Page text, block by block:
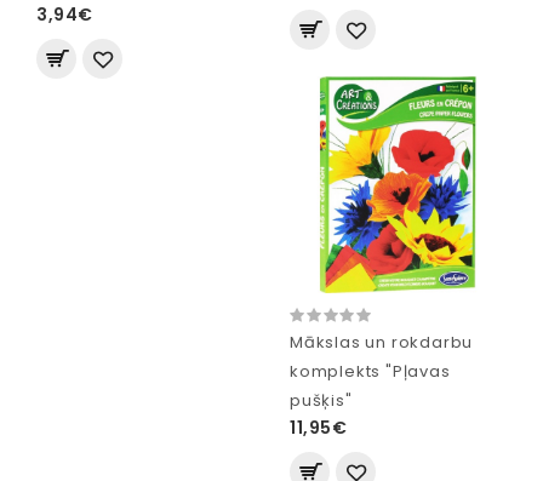
3,94€
Mākslas un rokdarbu
komplekts "Pļavas
pušķis"
11,95€